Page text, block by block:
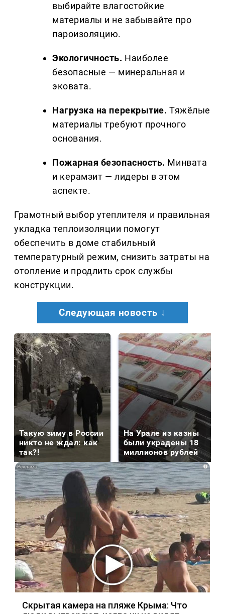
выбирайте влагостойкие
материалы и не забывайте про
пароизоляцию.
Экологичность. Наиболее
безопасные — минеральная и
эковата.
Нагрузка на перекрытие. Тяжёлые
материалы требуют прочного
основания.
Пожарная безопасность. Минвата
и керамзит — лидеры в этом
аспекте.
Грамотный выбор утеплителя и правильная
укладка теплоизоляции помогут
обеспечить в доме стабильный
температурный режим, снизить затраты на
отопление и продлить срок службы
конструкции.
Следующая новость ↓
Такую зиму в России
никто не ждал: как
так?!
На Урале из казны
были украдены 18
миллионов рублей
i
Скрытая камера на пляже Крыма: Что